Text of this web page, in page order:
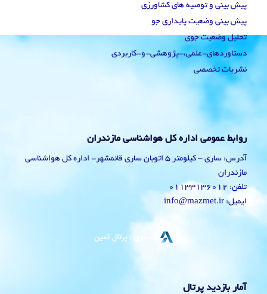
پیش بینی و توصیه های کشاورزی
پیش بینی وضعیت پایداری جو
تحلیل وضعیت جوی
دستاوردهای-علمی،-پژوهشی-و-کاربردی
نشریات تخصصی
روابط عمومی اداره کل هواشناسی مازندران
آدرس: ساری – کیلومتر 5 اتوبان ساری قائمشهر- اداره کل هواشناسی
مازندران
تلفن: 01133136012
ایمیل: info@mazmet.ir
آمار بازدید پرتال